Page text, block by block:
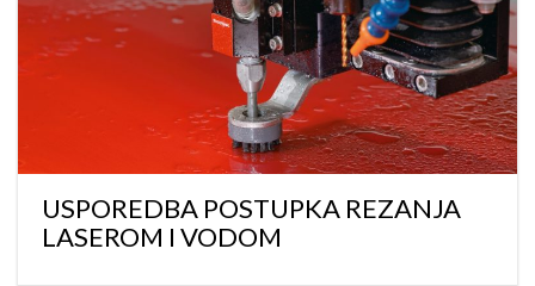
USPOREDBA POSTUPKA REZANJA
LASEROM I VODOM